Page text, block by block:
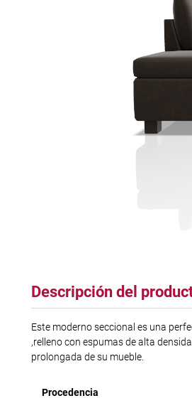
Descripción del
Este moderno seccional es una
,relleno con espumas de alta
prolongada de su mueble.
Procedencia